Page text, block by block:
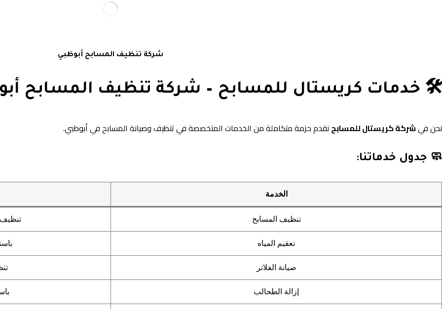
شركة تنظيف المسابح أبوظبي
🛠️ خدمات كريستال للمسابح – شركة تنظيف المسابح
نحن فيشركة كريستال للمسابح نقدم حزمة متكاملة من الخدمات المتخصصة في تنظيف وصيانة المسابح في أبوظبي.
🧼 جدول خدماتنا:
الخدمة
تنظيف المسابح
تعقيم المياه
صيانة الفلاتر
إزالة الطحالب